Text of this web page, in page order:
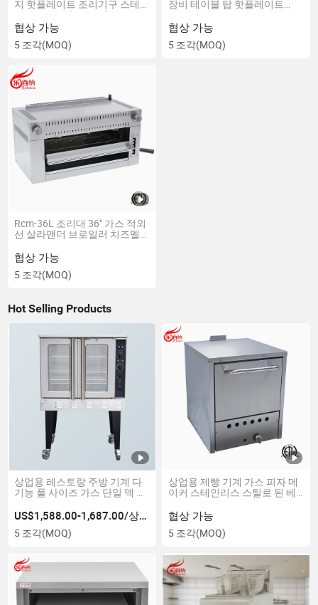
지 핫플레이트 조리기구 스테
인리스 스틸 (EHP-2S)
협상 가능
5 조각(MOQ)
장비 테이블 탑 핫플레이트
2/4/6 주철 버너 가스 레인지
쿡커 스테인리스 스틸로 제작
된 레스토랑 호텔용 (EHP-4S)
협상 가능
5 조각(MOQ)
Rcm-36L 조리대 36" 가스 적외
선 살라맨더 브로일러 치즈멜
협상 가능
5 조각(MOQ)
Hot Selling Products
상업용 레스토랑 주방 기계 다
기능 풀 사이즈 가스 단일 덱 대
US$1,588.00-1,687.00/상품
5 조각(MOQ)
상업용 제빵 기계 가스 피자 메
이커 스테인리스 스틸로 된 베
협상 가능
5 조각(MOQ)